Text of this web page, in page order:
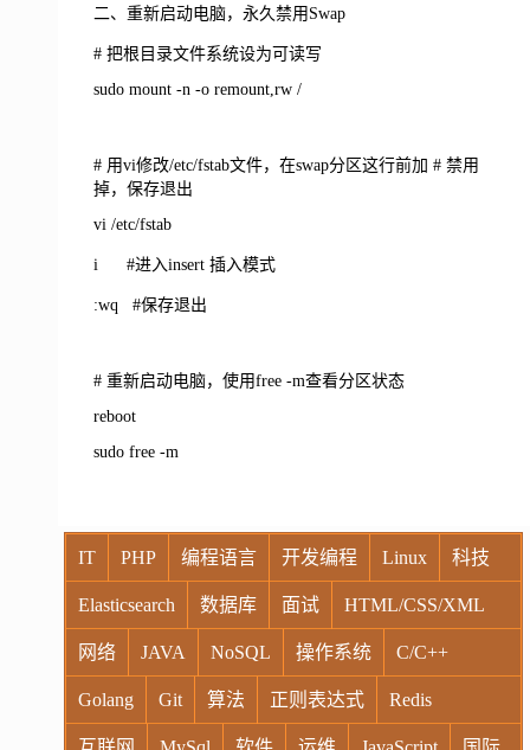
二、重新启动电脑，永久禁用Swap
# 把根目录文件系统设为可读写
sudo mount -n -o remount,rw /
# 用vi修改/etc/fstab文件，在swap分区这行前加 # 禁用
掉，保存退出
vi /etc/fstab
i #进入insert 插入模式
:wq #保存退出
# 重新启动电脑，使用free -m查看分区状态
reboot
sudo free -m
IT PHP 编程语言 开发编程 Linux 科技
Elasticsearch 数据库 面试 HTML/CSS/XML
网络 JAVA NoSQL 操作系统 C/C++
Golang Git 算法 正则表达式 Redis